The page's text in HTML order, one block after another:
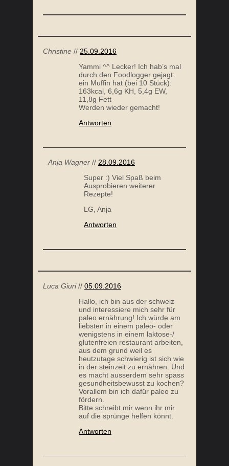
Christine // 25.09.2016
Yammi ^^ Lecker! Ich hab’s mal
durch den Foodlogger gejagt:
ein Muffin hat (bei 10 Stück):
163kcal, 6,6g KH, 5,4g EW,
11,8g Fett
Werden wieder gemacht!
Antworten
Anja Wagner // 28.09.2016
Super :) Viel Spaß beim
Ausprobieren weiterer
Rezepte!
LG, Anja
Antworten
Luca Giuri// 05.09.2016
Hallo, ich bin aus der schweiz
und interessiere mich sehr für
paleo ernährung! Ich würde am
liebsten in einem paleo- oder
wenigstens in einem laktose-/
glutenfreien restaurant arbeiten,
aus dem grund weil es
heutzutage schwierig ist sich wie
in der steinzeit zu ernähren. Und
es macht ausserdem sehr spass
gesundheitsbewusst zu kochen?
Vorallem bin ich dafür paleo zu
fördern.
Bitte schreibt mir wenn ihr mir
auf die sprünge helfen könnt.
Antworten